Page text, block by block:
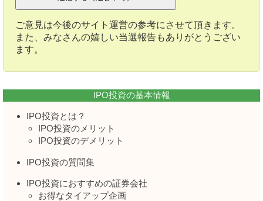
ご意見は今後のサイト運営の参考にさせて頂きます。
また、みなさんの嬉しい当選報告もありがとうござい
ます。
IPO投資の基本情報
IPO投資とは？
IPO投資のメリット
IPO投資のデメリット
IPO投資の質問集
IPO投資におすすめの証券会社
お得なタイアップ企画